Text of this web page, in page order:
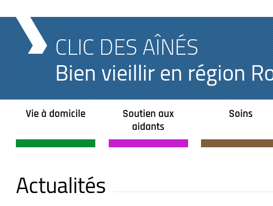
CLIC DES AÎNÉS
Bien vieillir en région
Vie à domicile
Soutien aux
aidants
Soins
Actualités